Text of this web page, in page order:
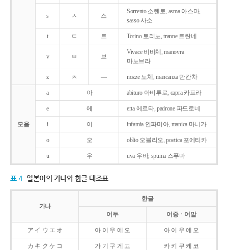
s ㅅ 스
Sorrento 소렌토, asma 아스마,
sasso 사소
t ㅌ 트 Torino 토리노, tranne 트란네
v ㅂ 브
Vivace 비바체, manovra
마노브라
z ㅊ ― nozze 노체, mancanza 만칸차
모음
a 아 abituro 아비투로, capra 카프라
e 에 erta 에르타, padrone 파드로네
i 이 infamia 인파미아, manica 마니카
o 오 oblio 오블리오, poetica 포에티카
u 우 uva 우바, spuma 스푸마
표 4 일본어의 가나와 한글 대조표
가나
한글
어두 어중ㆍ어말
ア イ ウ エ オ 아 이 우 에 오 아 이 우 에 오
カ キ ク ケ コ 가 기 구 게 고 카 키 쿠 케 코